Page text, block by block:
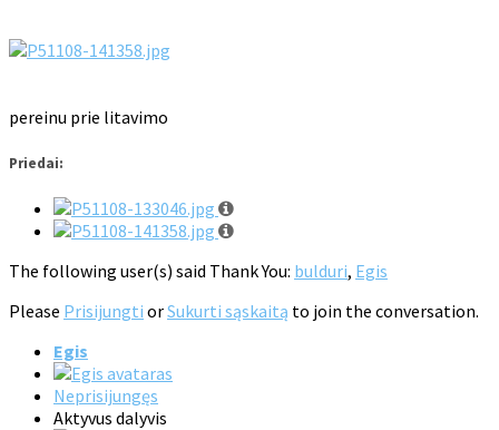
pereinu prie litavimo
Priedai:
The following user(s) said Thank You: bulduri, Egis
Please Prisijungti orSukurti sąskaitą to join the conversation.
Egis
Neprisijungęs
Aktyvus dalyvis